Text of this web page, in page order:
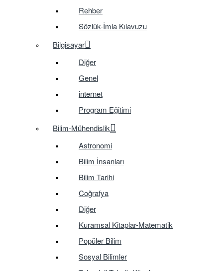
Rehber
Sözlük-İmla Kılavuzu
Bilgisayar
Diğer
Genel
internet
Program Eğitimi
Bilim-Mühendislik
Astronomi
Bilim İnsanları
Bilim Tarihi
Coğrafya
Diğer
Kuramsal Kitaplar-Matematik
Popüler Bilim
Sosyal Bilimler